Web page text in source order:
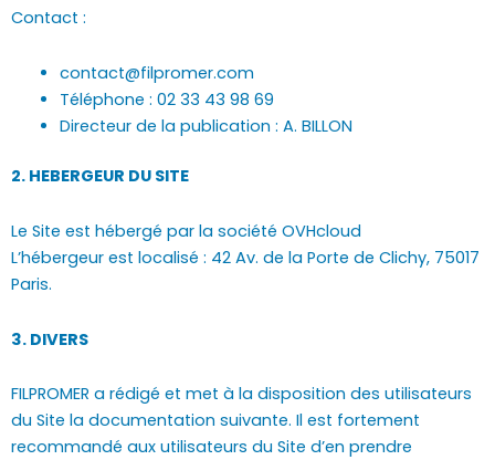
Contact :
contact@filpromer.com
Téléphone : 02 33 43 98 69
Directeur de la publication : A. BILLON
2. HEBERGEUR DU SITE
Le Site est hébergé par la société OVHcloud
L’hébergeur est localisé : 42 Av. de la Porte de Clichy, 75017
Paris.
3. DIVERS
FILPROMER a rédigé et met à la disposition des utilisateurs
du Site la documentation suivante. Il est fortement
recommandé aux utilisateurs du Site d’en prendre